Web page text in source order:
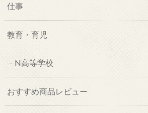
仕事
教育・育児
N高等学校
おすすめ商品レビュー